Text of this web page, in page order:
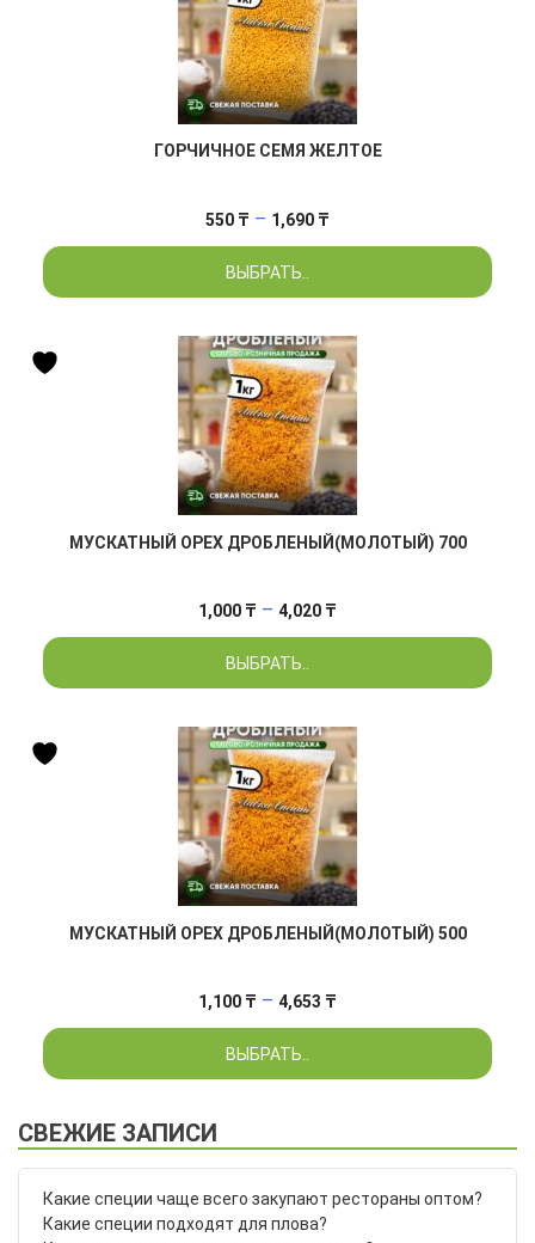
ГОРЧИЧНОЕ СЕМЯ ЖЕЛТОЕ
550 ₸ – 1,690 ₸
цен:
–
1,690 ₸
ВЫБРАТЬ..
МУСКАТНЫЙ ОРЕХ ДРОБЛЕНЫЙ(МОЛОТЫЙ) 700
1,000 ₸ – 4,020 ₸
цен:
–
4,020 ₸
ВЫБРАТЬ..
МУСКАТНЫЙ ОРЕХ ДРОБЛЕНЫЙ(МОЛОТЫЙ) 500
1,100 ₸ – 4,653 ₸
цен:
–
ВЫБРАТЬ..
СВЕЖИЕ ЗАПИСИ
Какие специи чаще всего закупают рестораны оптом?
Какие специи подходят для плова?